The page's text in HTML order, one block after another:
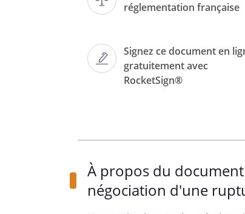
réglementation française
Signez ce document en
gratuitement avec
RocketSign®
intention de me faire
conventionnelle de mon
À propos du
négociation d'une